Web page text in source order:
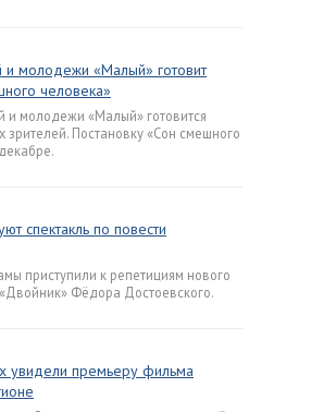
и молодежи «Малый» готовит
человека»
и молодежи «Малый» готовится
зрителей. Постановку «Сон смешного
спектакль по повести
приступили к репетициям нового
Фёдора Достоевского.
увидели премьеру фильма